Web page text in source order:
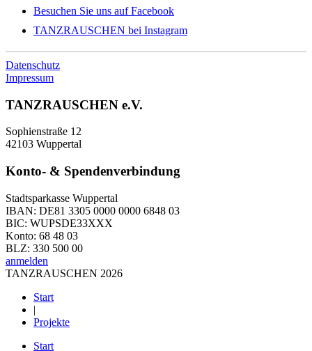
Besuchen Sie uns auf Facebook
TANZRAUSCHEN bei Instagram
Datenschutz
Impressum
TANZRAUSCHEN e.V.
Sophienstraße 12
42103 Wuppertal
Konto- & Spendenverbindung
Stadtsparkasse Wuppertal
IBAN: DE81 3305 0000 0000 6848 03
BIC: WUPSDE33XXX
Konto: 68 48 03
BLZ: 330 500 00
anmelden
TANZRAUSCHEN 2026
Start
|
Projekte
Start